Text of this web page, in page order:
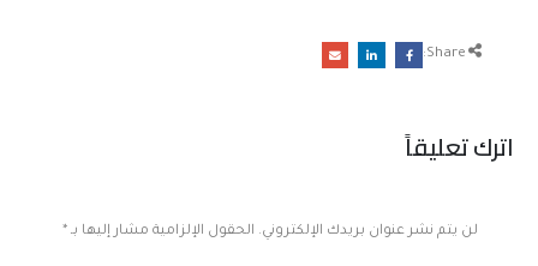
Share:
اترك تعليقاً
لن يتم نشر عنوان بريدك الإلكتروني. الحقول الإلزامية مشار إليها بـ *